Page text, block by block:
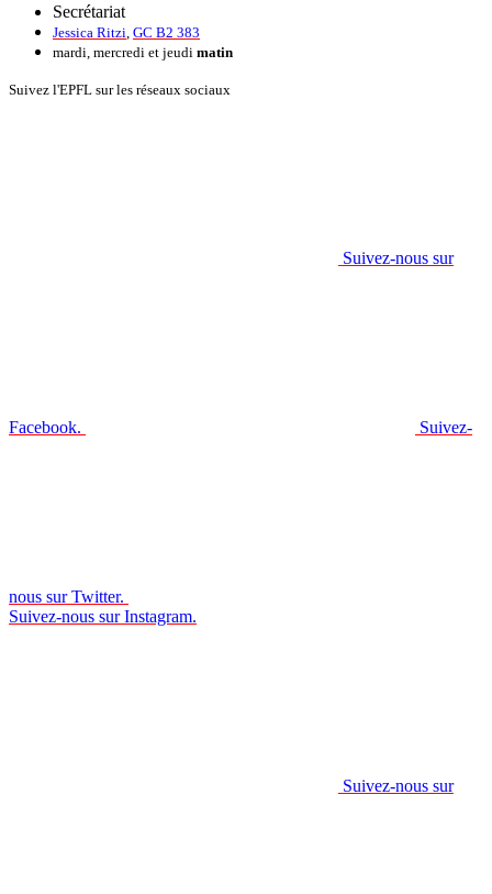
Secrétariat
Jessica Ritzi GC B2 383
mardi, mercredi et jeudi matin
Suivez l'EPFL sur les réseaux sociaux
Suivez-nous sur
Facebook. Suivez-
nous sur Twitter.
Suivez-nous sur Instagram.
Suivez-nous sur